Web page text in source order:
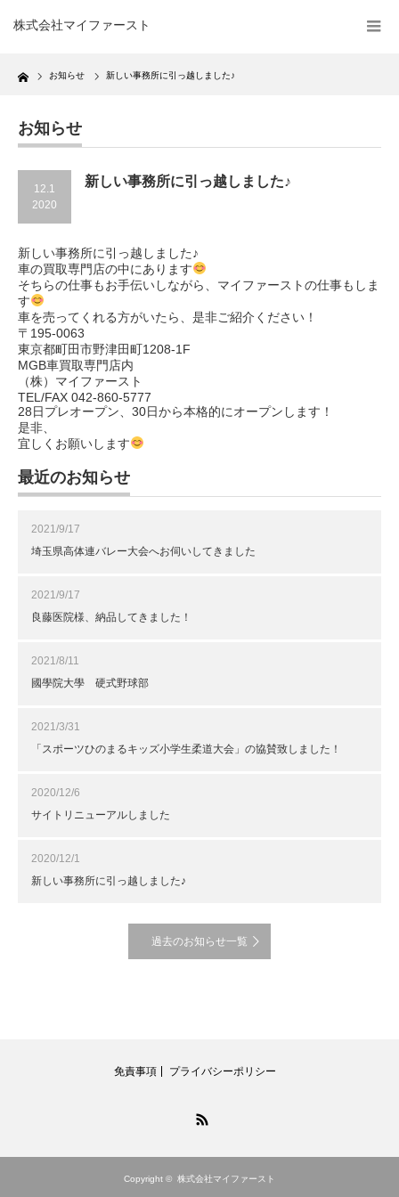
株式会社マイファースト
Home お知らせ 新しい事務所に引っ越しました♪
お知らせ
12.1
2020
新しい事務所に引っ越しました♪
新しい事務所に引っ越しました♪
車の買取専門店の中にあります
そちらの仕事もお手伝いしながら、マイファーストの仕事もしま
す
車を売ってくれる方がいたら、是非ご紹介ください！
〒195-0063
東京都町田市野津田町1208-1F
MGB車買取専門店内
（株）マイファースト
TEL/FAX 042-860-5777
28日プレオープン、30日から本格的にオープンします！
是非、
宜しくお願いします
最近のお知らせ
2021/9/17
埼玉県高体連バレー大会へお伺いしてきました
2021/9/17
良藤医院様、納品してきました！
2021/8/11
國學院大學 硬式野球部
2021/3/31
「スポーツひのまるキッズ小学生柔道大会」の協賛致しました！
2020/12/6
サイトリニューアルしました
2020/12/1
新しい事務所に引っ越しました♪
過去のお知らせ一覧
免責事項 プライバシーポリシー
Copyright © 株式会社マイファースト